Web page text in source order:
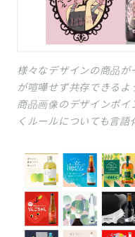
様々なデザインの商品
が喧嘩せず共存できるよ
商品画像のデザインポ
くルールについても言語